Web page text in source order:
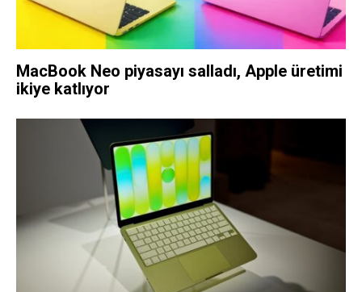
MacBook Neo piyasayı salladı, Apple üretimi
ikiye katlıyor